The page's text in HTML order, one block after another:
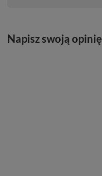
Napisz swoją opinię